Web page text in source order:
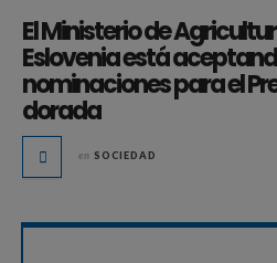
El Ministerio de
Eslovenia está
nominaciones para el
dorada
en SOCIEDAD